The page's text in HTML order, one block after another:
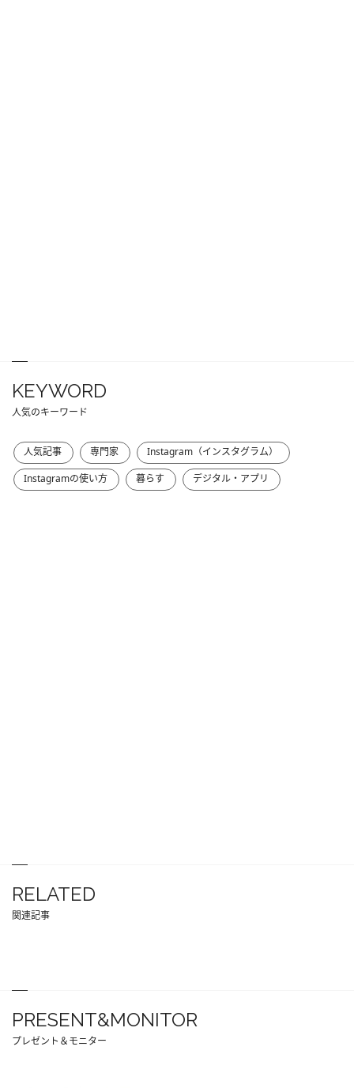
KEYWORD
人気のキーワード
人気記事 専門家
Instagram（インスタグラム）
Instagramの使い方
暮らす デジタル・アプリ
RELATED
関連記事
PRESENT&MONITOR
プレゼント＆モニター